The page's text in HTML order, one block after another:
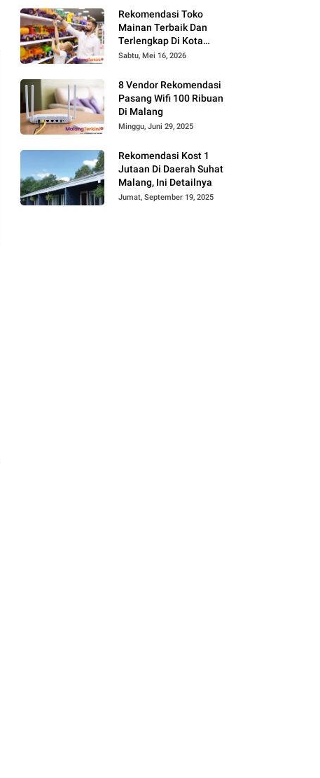
Rekomendasi Toko
Mainan Terbaik Dan
Terlengkap Di Kota
Malang Terbaru Tahun
Anak
Sabtu, Mei 16, 2026
8 Vendor Rekomendasi
Pasang Wifi 100 Ribuan
Di Malang
Minggu, Juni 29, 2025
Rekomendasi Kost 1
Jutaan Di Daerah Suhat
Malang, Ini Detailnya
Jumat, September 19, 2025